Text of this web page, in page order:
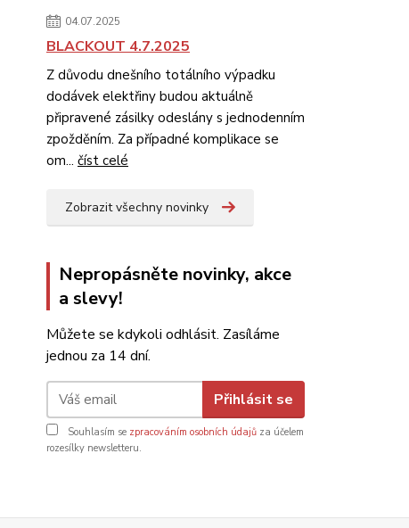
04.07.2025
BLACKOUT 4.7.2025
Z důvodu dnešního totálního výpadku
dodávek elektřiny budou aktuálně
připravené zásilky odeslány s jednodenním
zpožděním. Za případné komplikace se
om... číst celé
Zobrazit všechny novinky
Nepropásněte novinky, akce
a slevy!
Můžete se kdykoli odhlásit. Zasíláme
jednou za 14 dní.
Přihlásit se
Souhlasím se zpracováním osobních údajů za účelem
rozesílky newsletteru.